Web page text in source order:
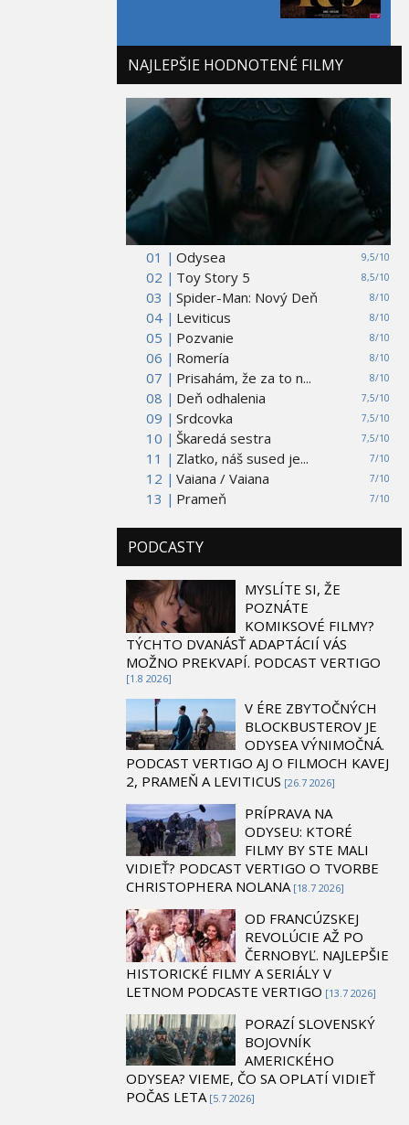
NAJLEPŠIE HODNOTENÉ FILMY
01 | 9,5/10
Odysea
02 |
8,5/10
Toy Story 5
03 |
8/10
Spider-Man: Nový Deň
04 |
8/10
Leviticus
05 |
8/10
Pozvanie
06 |
8/10
Romería
07 |
8/10
Prisahám, že za to n...
08 |
7,5/10
Deň odhalenia
09 |
7,5/10
Srdcovka
10 |
7,5/10
Škaredá sestra
11 |
7/10
Zlatko, náš sused je...
12 |
7/10
Vaiana / Vaiana
13 |
7/10
Prameň
PODCASTY
MYSLÍTE SI, ŽE
POZNÁTE
KOMIKSOVÉ FILMY?
TÝCHTO DVANÁSŤ ADAPTÁCIÍ VÁS
MOŽNO PREKVAPÍ. PODCAST VERTIGO
[1.8 2026]
V ÉRE ZBYTOČNÝCH
BLOCKBUSTEROV JE
ODYSEA VÝNIMOČNÁ.
PODCAST VERTIGO AJ O FILMOCH KAVEJ
2, PRAMEŇ A LEVITICUS [26.7 2026]
PRÍPRAVA NA
ODYSEU: KTORÉ
FILMY BY STE MALI
VIDIEŤ? PODCAST VERTIGO O TVORBE
CHRISTOPHERA NOLANA [18.7 2026]
OD FRANCÚZSKEJ
REVOLÚCIE AŽ PO
ČERNOBYĽ. NAJLEPŠIE
HISTORICKÉ FILMY A SERIÁLY V
LETNOM PODCASTE VERTIGO [13.7 2026]
PORAZÍ SLOVENSKÝ
BOJOVNÍK
AMERICKÉHO
ODYSEA? VIEME, ČO SA OPLATÍ VIDIEŤ
POČAS LETA [5.7 2026]